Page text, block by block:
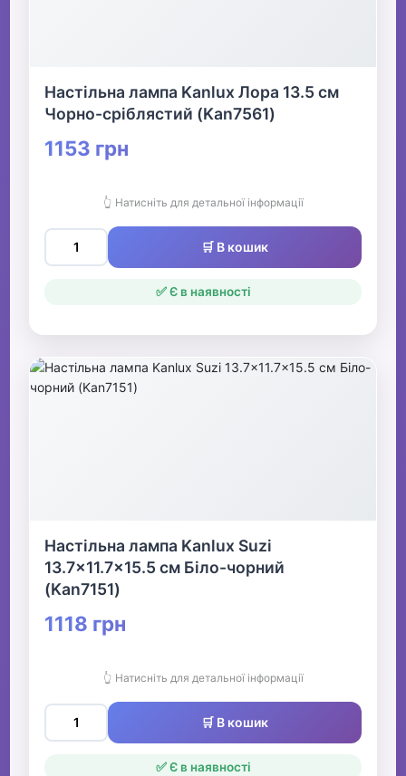
Настільна лампа Kanlux Лора 13.5 см
Чорно-сріблястий (Kan7561)
1153 грн
👆 Натисніть для детальної інформації
🛒 В кошик
✅ Є в наявності
Настільна лампа Kanlux Suzi
13.7x11.7x15.5 см Біло-чорний
(Kan7151)
1118 грн
👆 Натисніть для детальної інформації
🛒 В кошик
✅ Є в наявності